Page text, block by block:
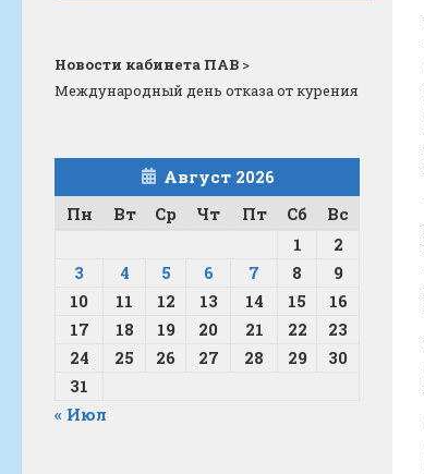
Новости кабинета ПАВ >
Международный день отказа от курения
Август 2026
Пн
Вт Ср Чт Пт Сб
Вс
1
2
3
4 5 6 7 8
9
10
11 12 13 14 15
16
17
18 19 20 21 22
23
24
25 26 27 28 29
30
31
« Июл